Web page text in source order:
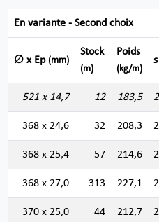
En variante - Second choix
∅ x Ep (mm)
Stock
(m)
Poids
(kg/m)
s
521 x 14,7 12 183,5
368 x 24,6 32 208,3
368 x 25,4 57 214,6
368 x 27,0 313 227,1
370 x 25,0 44 212,7